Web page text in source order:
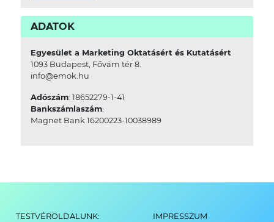
ADATOK
Egyesület a Marketing Oktatásért és Kutatásért
1093 Budapest, Fővám tér 8.
info@emok.hu
Adószám: 18652279-1-41
Bankszámlaszám:
Magnet Bank 16200223-10038989
TESTVÉROLDALUNK: IMPRESSZUM